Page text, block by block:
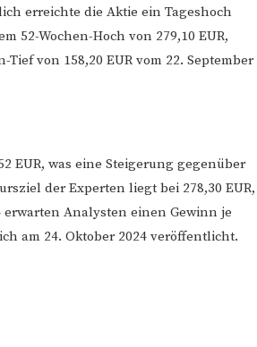
erreichte die Aktie ein Tageshoch
52-Wochen-Hoch von 279,10 EUR,
von 158,20 EUR vom 22. September
EUR, was eine Steigerung gegenüber
der Experten liegt bei 278,30 EUR,
erwarten Analysten einen Gewinn je
am 24. Oktober 2024 veröffentlicht.